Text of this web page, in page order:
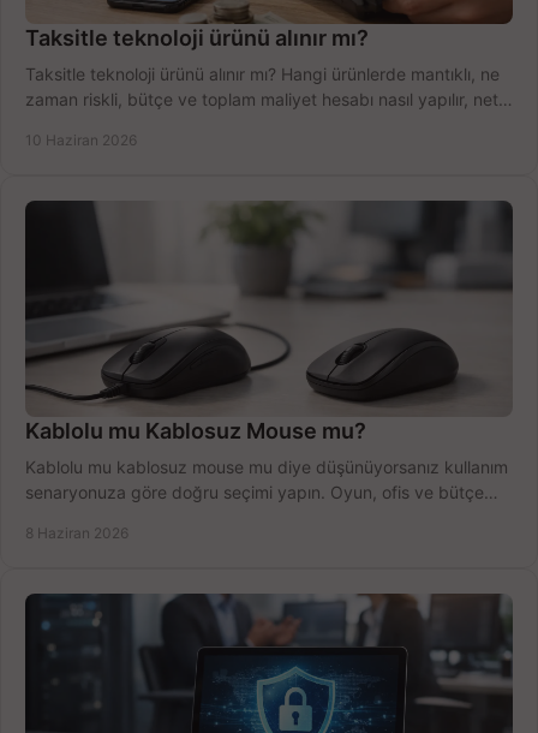
Taksitle teknoloji ürünü alınır mı?
Taksitle teknoloji ürünü alınır mı? Hangi ürünlerde mantıklı, ne
zaman riskli, bütçe ve toplam maliyet hesabı nasıl yapılır, net
10 Haziran 2026
Kablolu mu Kablosuz Mouse mu?
Kablolu mu kablosuz mouse mu diye düşünüyorsanız kullanım
senaryonuza göre doğru seçimi yapın. Oyun, ofis ve bütçe
8 Haziran 2026